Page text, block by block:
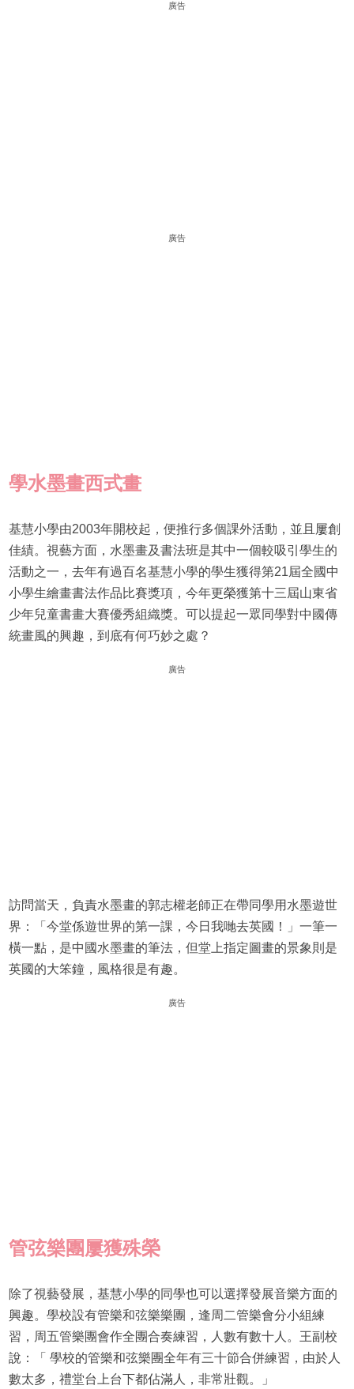
廣告
廣告
學水墨畫西式畫
基慧小學由2003年開校起，便推行多個課外活動，並且屢創
佳績。視藝方面，水墨畫及書法班是其中一個較吸引學生的
活動之一，去年有過百名基慧小學的學生獲得第21屆全國中
小學生繪畫書法作品比賽獎項，今年更榮獲第十三屆山東省
少年兒童書畫大賽優秀組織獎。可以提起一眾同學對中國傳
統畫風的興趣，到底有何巧妙之處？
廣告
訪問當天，負責水墨畫的郭志權老師正在帶同學用水墨遊世
界：「今堂係遊世界的第一課，今日我哋去英國！」一筆一
橫一點，是中國水墨畫的筆法，但堂上指定圖畫的景象則是
英國的大笨鐘，風格很是有趣。
廣告
管弦樂團屢獲殊榮
除了視藝發展，基慧小學的同學也可以選擇發展音樂方面的
興趣。學校設有管樂和弦樂樂團，逢周二管樂會分小組練
習，周五管樂團會作全團合奏練習，人數有數十人。王副校
說：「 學校的管樂和弦樂團全年有三十節合併練習，由於人
數太多，禮堂台上台下都佔滿人，非常壯觀。」